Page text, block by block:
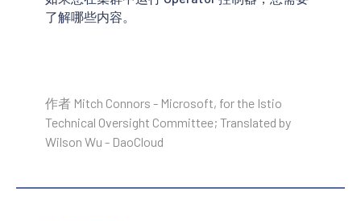
了解哪些内容。
作者 Mitch Connors - Microsoft, for the Istio
Technical Oversight Committee; Translated by
Wilson Wu - DaoCloud